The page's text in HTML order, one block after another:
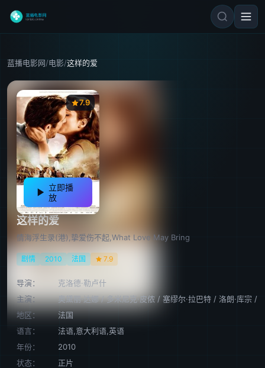
蓝播电影网/电影/这样的爱
7.9
立即播
放
这样的爱
情海浮生录(港),挚爱伤不起,What Love May Bring
剧情 2010 法国 7.9
导演：
克洛德·勒卢什
主演：
奥黛丽·达娜/多米尼克·皮侬 / 塞缪尔·拉巴特 / 洛朗·库宗 /
地区：
法国
语言：
法语,意大利语,英语
年份：
2010
状态：
正片